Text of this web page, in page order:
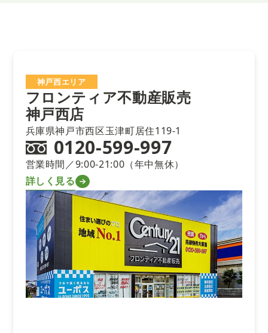
神戸西エリア
フロンティア不動産販売
神戸西店
兵庫県神戸市西区玉津町居住119-1
0120-599-997
営業時間／9:00-21:00（年中無休）
詳しく見る